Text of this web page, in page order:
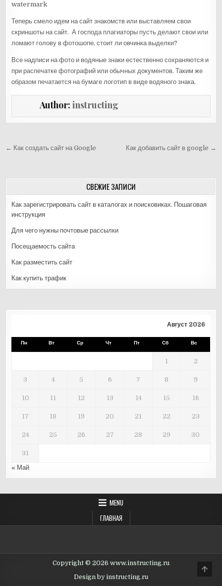
watermark
Теперь смело идем на сайт знакомств или выставляем свои
скриншоты на сайт. А господа плагиаторы пусть делают свои или
ломают голову в фотошопе, стоит ли овчинка выделки?
Все надписи на фото и водяные знаки естественно сохраняются и
при распечатке фотографий или обычных документов. Таким же
образом печатается на бумаге логотип в виде водяного знака.
Author: instructing
Навигация
записям
← Как создать сайт на Google Как добавить сайт в google →
СВЕЖИЕ ЗАПИСИ
Как зарегистрировать сайт в каталогах и поисковиках. Пошаговая
инструкция
Для чего нужны почтовые рассылки
Посещаемость сайта
Как разместить сайт
Как купить трафик
Август 2026
Пн Вт Ср Чт Пт Сб Вс
1 2
3 4 5 6 7 8 9
10 11 12 13 14 15 16
17 18 19 20 21 22 23
24 25 26 27 28 29 30
31
« Май
MENU
ГЛАВНАЯ
Copyright © 2026 www.instructing.ru
Design by instructing.ru